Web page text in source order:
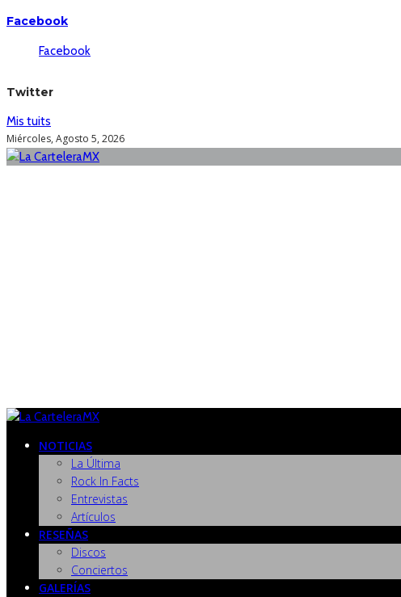
Facebook
Facebook
Twitter
Mis tuits
Miércoles, Agosto 5, 2026
NOTICIAS
La Última
Rock In Facts
Entrevistas
Artículos
RESEÑAS
Discos
Conciertos
GALERÍAS